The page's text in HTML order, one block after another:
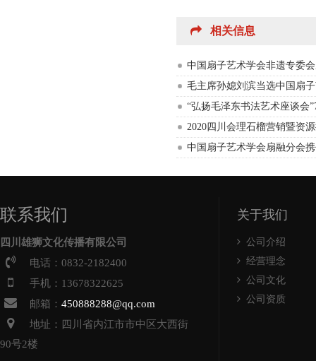
相关信息
中国扇子艺术学会非遗专委
毛主席孙媳刘滨当选中国扇
“弘扬毛泽东书法艺术座谈会
2020四川会理石榴营销暨资
中国扇子艺术学会扇融分会
联系我们
四川雄狮文化传播有限公司
电话：0832-2182400
手机：13678322625
邮箱： 450888288@qq.com
地址：四川省内江市市中区大西街
90号2楼
关于我们
公司介绍
经营理念
公司文化
公司资质